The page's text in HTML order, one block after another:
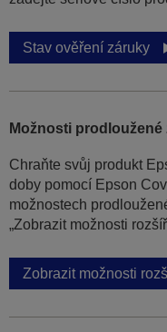
Stav ověření záruky
Možnosti
Chraňte svůj produkt
doby pomocí Epson
možnostech
„Zobrazit možnosti
Zobrazit možnosti